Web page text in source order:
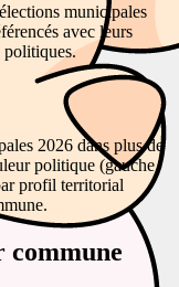
municipales
avec leurs
politiques.
2026 dans plus de
politique (gauche,
profil territorial
commune